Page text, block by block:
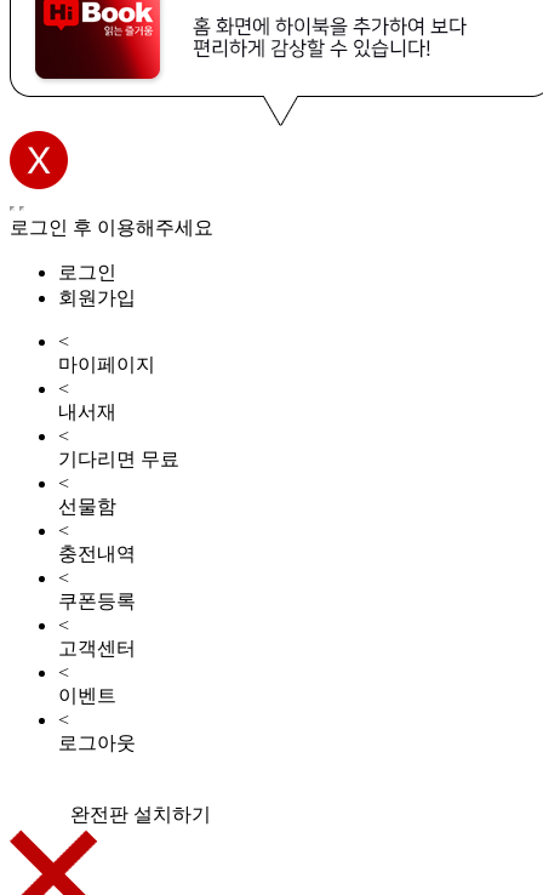
로그인 후 이용해주세요
로그인
회원가입
<
마이페이지
<
내서재
<
기다리면 무료
<
선물함
<
충전내역
<
쿠폰등록
<
고객센터
<
이벤트
<
로그아웃
완전판 설치하기